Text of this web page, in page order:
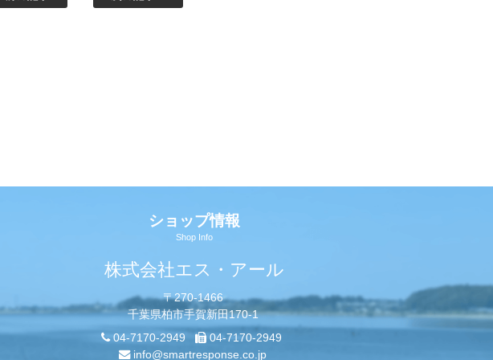
ショップ情報
Shop Info
株式会社エス・アール
〒270-1466
千葉県柏市手賀新田170-1
04-7170-2949
04-7170-2949
info@smartresponse.co.jp